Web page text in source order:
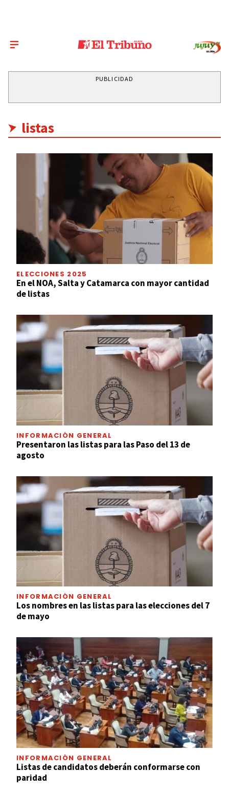
PUBLICIDAD
listas
ELECCIONES 2025
En el NOA, Salta y Catamarca con mayor cantidad
de listas
INFORMACIÓN GENERAL
Presentaron las listas para las Paso del 13 de
agosto
INFORMACIÓN GENERAL
Los nombres en las listas para las elecciones del 7
de mayo
INFORMACIÓN GENERAL
Listas de candidatos deberán conformarse con
paridad